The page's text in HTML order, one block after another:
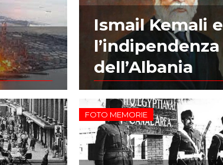
Ismail Kemali e
l’indipendenza
dell’Albania
FOTO MEMORIE